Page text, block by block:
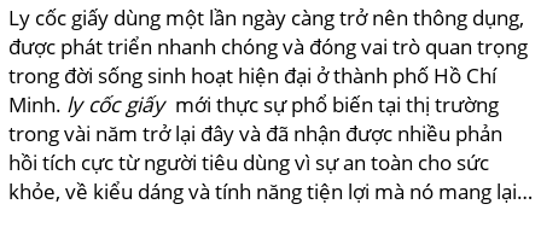
Ly cốc giấy dùng một lần ngày càng trở nên thông dụng,
được phát triển nhanh chóng và đóng vai trò quan trọng
trong đời sống sinh hoạt hiện đại ở thành phố Hồ Chí
Minh. ly cốc giấy mới thực sự phổ biến tại thị trường
trong vài năm trở lại đây và đã nhận được nhiều phản
hồi tích cực từ người tiêu dùng vì sự an toàn cho sức
khỏe, về kiểu dáng và tính năng tiện lợi mà nó mang lại…